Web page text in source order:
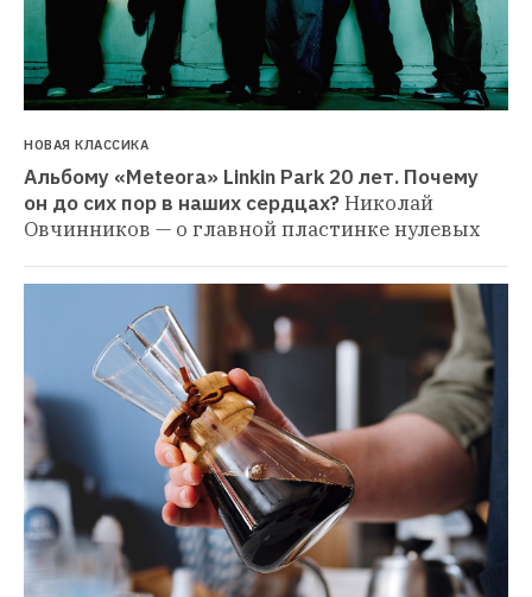
НОВАЯ КЛАССИКА
Альбому «Meteora» Linkin Park 20 лет. Почему
он до сих пор в наших сердцах?Николай
Овчинников — о главной пластинке нулевых